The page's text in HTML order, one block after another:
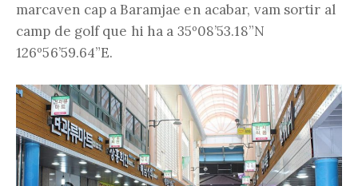
marcaven cap a Baramjae en acabar, vam sortir al
camp de golf que hi ha a 35º08’53.18”N
126º56’59.64”E.